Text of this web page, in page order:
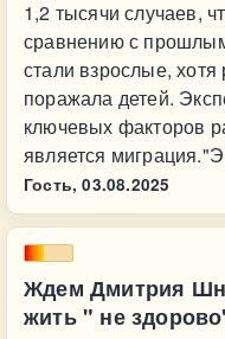
1,2 тысячи случаев,
сравнению с
стали взрослые,
поражала детей.
ключевых факторов
является миграция."Э
Гость, 03.08.2025
Ждем Дмитрия
жить " не